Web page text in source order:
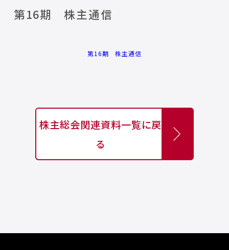
第16期 株主通信
第16期 株主通信
株主総会関連資料一覧に戻
る